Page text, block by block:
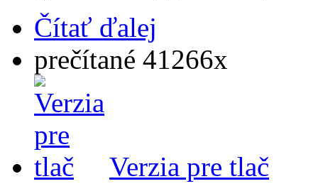
Čítať ďalej
prečítané 41266x
Verzia pre tlač